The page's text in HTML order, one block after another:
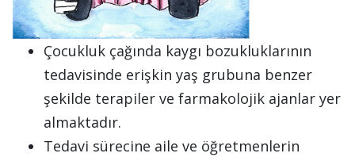
Çocukluk çağında kaygı bozukluklarının
tedavisinde erişkin yaş grubuna benzer
şekilde terapiler ve farmakolojik ajanlar yer
almaktadır.
Tedavi sürecine aile ve öğretmenlerin